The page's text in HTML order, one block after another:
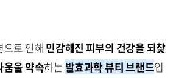
으로 인해 민감해진 피부의 건강을 되찾
움을 약속하는 발효과학 뷰티 브랜드입